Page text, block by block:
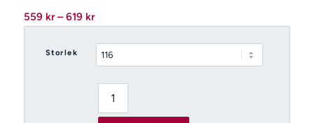
559 kr – 619 krPrisintervall:
till
619 kr
Storlek